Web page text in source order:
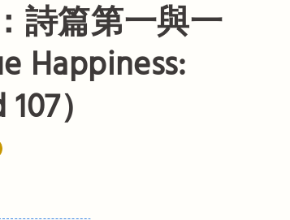
詩篇第一與一
Happiness:
）